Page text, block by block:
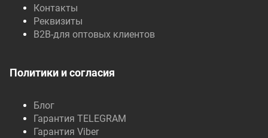
Контакты
Реквизиты
B2B-для оптовых клиентов
Политики и согласия
Блог
Гарантия TELEGRAM
Гарантия Viber